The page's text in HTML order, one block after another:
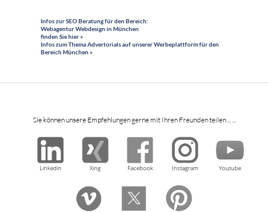
Infos zur SEO Beratung für den Bereich:
Webagentur Webdesign in München
finden Sie hier »
Infos zum Thema Advertorials auf unserer Werbeplattform für den
Bereich München »
Sie können unsere Empfehlungen gerne mit Ihren Freunden teilen ... ...
Linkedin Xing Facebook Instagram Youtube